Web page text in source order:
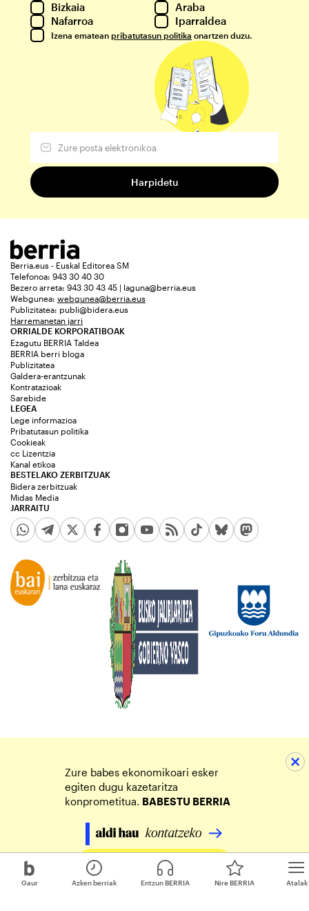
Gaur Atalak
Azken berriak Entzun BERRIA Nire BERRIA
Bizkaia
Araba
Nafarroa
Iparraldea
Izena ematean pribatutasun politika onartzen duzu.
Berria.eus - Euskal Editorea SM
Telefonoa: 943 30 40 30
Bezero arreta: 943 30 43 45 | laguna@berria.eus
Webgunea: webgunea@berria.eus
Publizitatea: publi@bidera.eus
Harremanetan jarri
ORRIALDE KORPORATIBOAK
Ezagutu BERRIA Taldea
BERRIA berri bloga
Publizitatea
Galdera-erantzunak
Kontratazioak
Sarebide
JARRAITU
LEGEA
Lege informazioa
Pribatutasun politika
Cookieak
cc Lizentzia
Kanal etikoa
BESTELAKO ZERBITZUAK
Bidera zerbitzuak
Midas Media
Zure babes ekonomikoari esker
egiten dugu kazetaritza
konprometitua. BABESTU BERRIA
Egin zure ekarpena